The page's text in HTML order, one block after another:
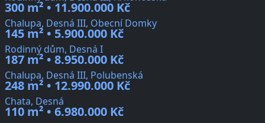
300 m² • 11.900.000 Kč
Chalupa, Desná III, Obecní Domky
145 m² • 5.900.000 Kč
Rodinný dům, Desná I
187 m² • 8.950.000 Kč
Chalupa, Desná III, Polubenská
248 m² • 12.990.000 Kč
Chata, Desná
110 m² • 6.980.000 Kč